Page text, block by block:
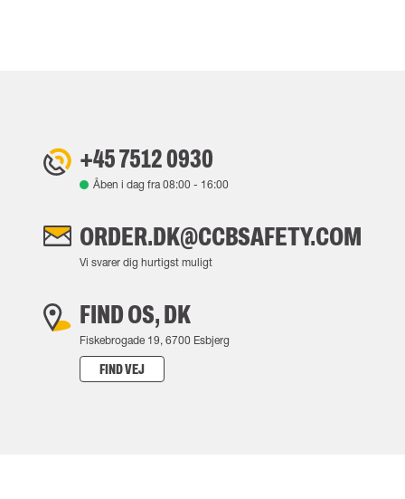
+45 7512 0930
Åben i dag fra08:00 - 16:00
ORDER.DK@CCBSAFETY.COM
Vi svarer dig hurtigst muligt
FIND OS, DK
Fiskebrogade 19, 6700 Esbjerg
FIND VEJ